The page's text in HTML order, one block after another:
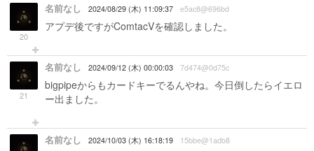
20
名前なし 2024/08/29 (木) 11:09:37 e5ac8@696bd
アプデ後ですがComtacVを確認しました。
21
名前なし 2024/09/12 (木) 00:00:03 7d474@0d75c
bigpipeからもカードキーでるんやね。今日倒したらイエロ
ー出ました。
名前なし 2024/10/03 (木) 16:18:19 15bbe@1adb8